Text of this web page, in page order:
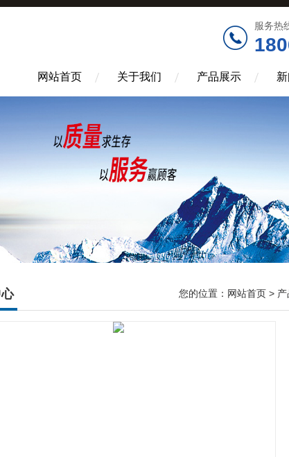
服务热
网站首页 关于我们 产品展示
您的位置： 网站首页 >